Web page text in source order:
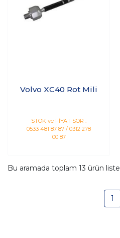
Volvo XC40 Rot Mili
STOK ve FİYAT SOR :
0533 481 87 87 / 0312 278
00 87
Bu aramada toplam 13 ürün
1